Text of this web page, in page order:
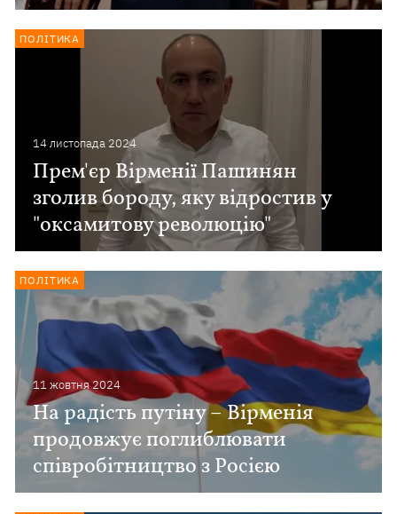
14 листопада 2024
Прем'єр Вірменії Пашинян
зголив бороду, яку відростив у
"оксамитову революцію"
ПОЛІТИКА
11 жовтня 2024
На радість путіну – Вірменія
продовжує поглиблювати
співробітництво з Росією
ПОЛІТИКА